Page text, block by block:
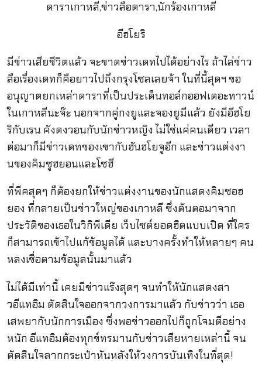
อีฮโยริ
มีข่าวเสียชีวิตแล้ว จะขาดข่าวเดทไปได้อย่างไร ถ้าไล่ข่าว
ลือเรื่องเดทก็คือยาวไปถึงกรุงโซลเลยจ้า ในที่นี้สุดฯ ขอ
อนุญาตยกเหล่าดาราที่เป็นประเด็นทอล์กออฟเดอะทาวน์
ในเกาหลีนะจ๊ะ นอกจากคู่กงยูและจองยูมีแล้ว ยังมีอีฮโย
ริกับเรน คังดงวอนกับนักข่าวหญิง ไม่ใช่แค่คนเดียว เวลา
ต่อมาก็มีข่าวเดทของเขากับฮันฮโยจูอีก และข่าวแต่งงา
นของคิมซูฮยอนและโซฮี
ที่พีคสุดๆ ก็ต้องยกให้ข่าวแต่งงานของนักแสดงคิมซอฮ
ยอง ที่กลายเป็นข่าวใหญ่ของเกาหลี ซึ่งต้นตอมาจาก
ประวัติของเธอในวิกิพีเดีย เว็บไซต์ยอดฮิตแบบเปิด ที่ใคร
ก็สามารถเข้าไปแก้ข้อมูลได้ และบางครั้งทำให้หลายๆ คน
หลงเชื่อตามข้อมูลนั้นมาแล้ว
ไม่ได้มีเท่านี้ เคยมีข่าวแร๊งสุดๆ จนทำให้นักแสดงสา
วอีแทอิม ตัดสินใจออกจากวงการมาแล้ว กับข่าวว่า เธอ
เสพยากับนักการเมือง ซึ่งพอข่าวออกไปก็ถูกโจมตีอย่าง
หนัก อีแทอิมต้องทุกข์ทรมานกับข่าวเสียหายเหล่านี้ จน
ตัดสินใจลากกระเป๋าหันหลังให้วงการบันเทิงในที่สุด!